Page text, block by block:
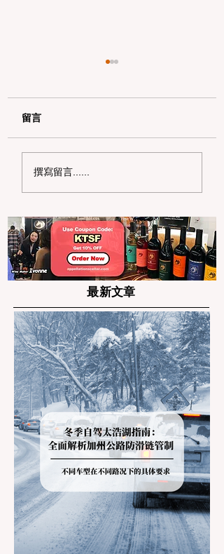
2026 初夏湾区微风盛
留言
撰寫留言......
最新文章